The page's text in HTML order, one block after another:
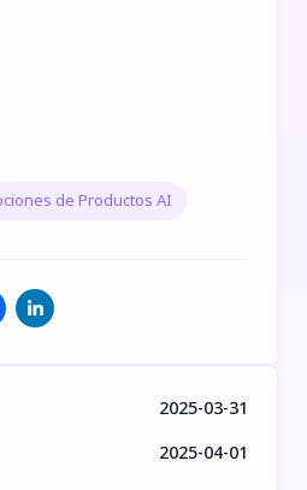
de Productos AI
2025-03-31
2025-04-01